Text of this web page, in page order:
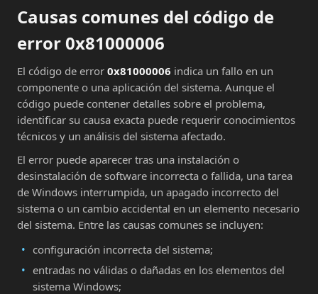
Causas comunes del código de
error 0x81000006
El código de error 0x81000006 indica un fallo en un
componente o una aplicación del sistema. Aunque el
código puede contener detalles sobre el problema,
identificar su causa exacta puede requerir conocimientos
técnicos y un análisis del sistema afectado.
El error puede aparecer tras una instalación o
desinstalación de software incorrecta o fallida, una tarea
de Windows interrumpida, un apagado incorrecto del
sistema o un cambio accidental en un elemento necesario
del sistema. Entre las causas comunes se incluyen:
configuración incorrecta del sistema;
entradas no válidas o dañadas en los elementos del
sistema Windows;